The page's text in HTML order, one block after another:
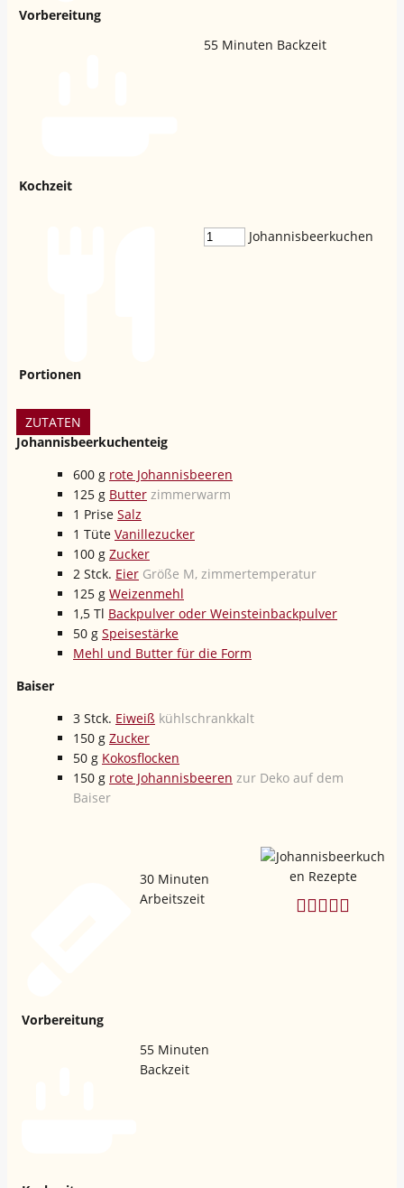
Vorbereitung
Kochzeit
55 Minuten Backzeit
Portionen
Johannisbeerkuchen
ZUTATEN
Johannisbeerkuchenteig
600 g rote Johannisbeeren
125 g Butter zimmerwarm
1 Prise Salz
1 Tüte Vanillezucker
100 g Zucker
2 Stck. Eier Größe M, zimmertemperatur
125 g Weizenmehl
1,5 Tl Backpulver oder Weinsteinbackpulver
50 g Speisestärke
Mehl und Butter für die Form
Baiser
3 Stck. Eiweiß kühlschrankkalt
150 g Zucker
50 g Kokosflocken
150 g rote Johannisbeeren zur Deko auf dem
Baiser
Vorbereitung
30 Minuten
Arbeitszeit
55 Minuten
Backzeit